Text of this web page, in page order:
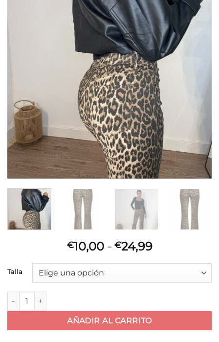
€10,00 - €24,99Rango
desde
Talla
Jeans Animal Print cantidad
AÑADIR AL CARRITO